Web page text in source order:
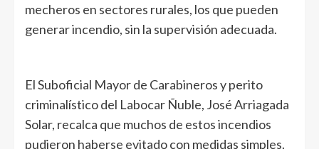
mecheros en sectores rurales, los que pueden
generar incendio, sin la supervisión adecuada.
El Suboficial Mayor de Carabineros y perito
criminalístico del Labocar Ñuble, José Arriagada
Solar, recalca que muchos de estos incendios
pudieron haberse evitado con medidas simples.